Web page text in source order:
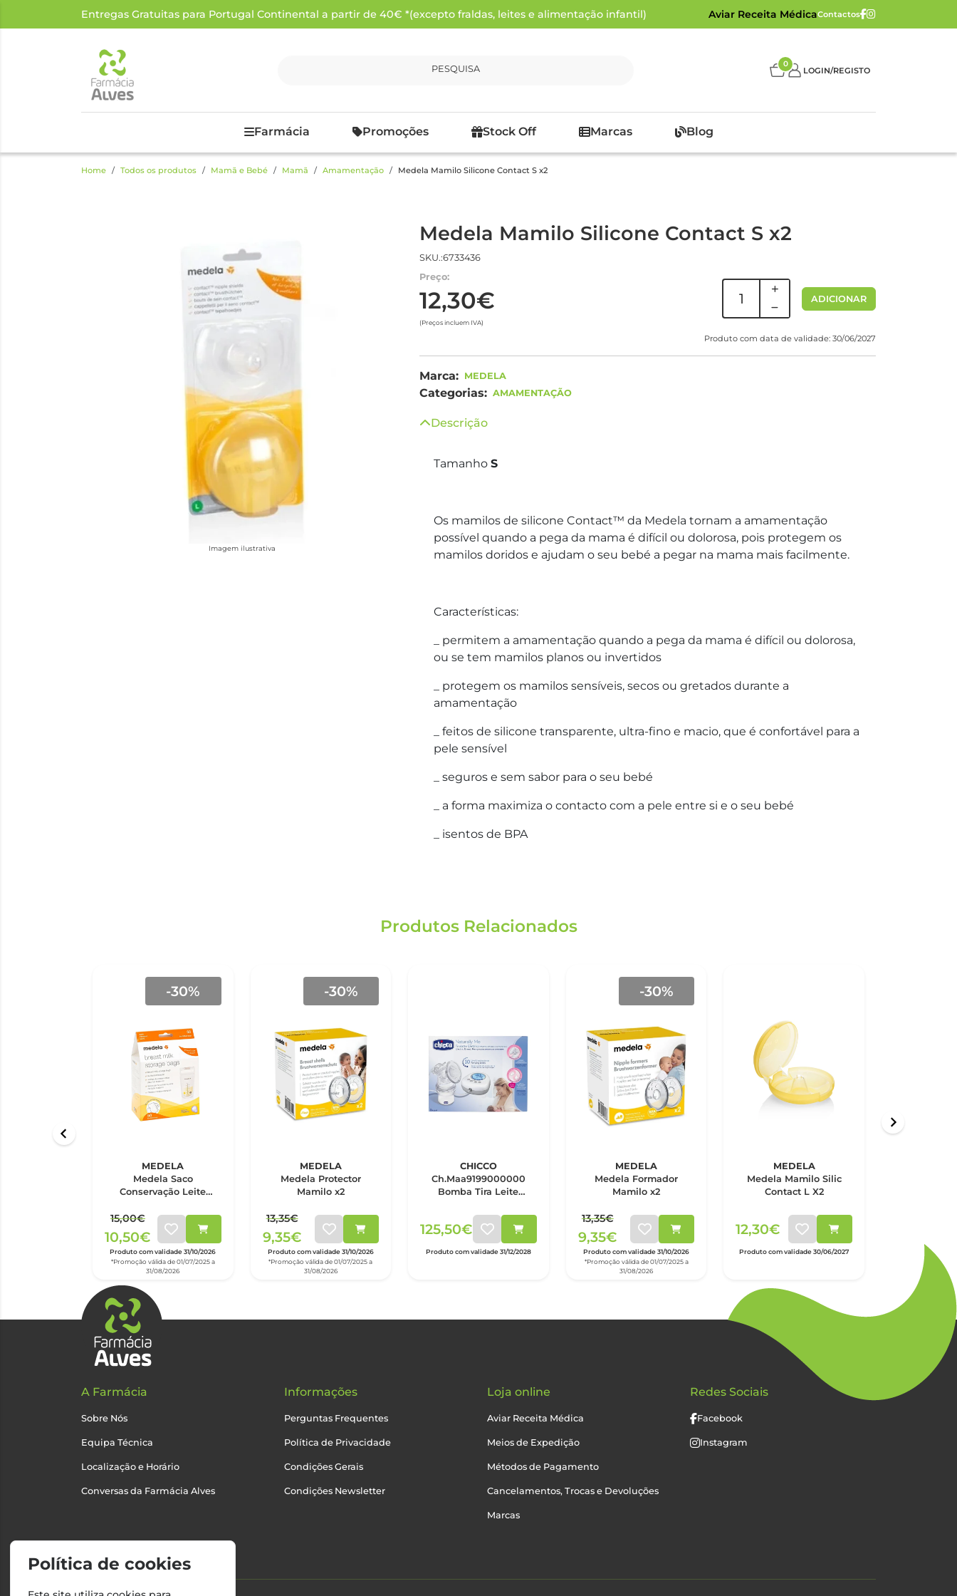
Entregas Gratuitas para Portugal Continental a partir de 40€ *(excepto fraldas, leites e alimentação infantil) Aviar Receita MédicaContactos
PESQUISA 0
LOGIN/REGISTO
Farmácia Promoções Stock Off Marcas Blog
Home Todos os produtos Mamã e Bebé Mamã Amamentação Medela Mamilo Silicone Contact S x2
Imagem ilustrativa
Medela Mamilo Silicone Contact S x2
SKU.:6733436
Preço:
12,30€
(Preços incluem IVA)
ADICIONAR
Produto com data de validade: 30/06/2027
Marca: MEDELA
Categorias: AMAMENTAÇÃO
Descrição
Tamanho S
Os mamilos de silicone Contact™ da Medela tornam a amamentação
possível quando a pega da mama é difícil ou dolorosa, pois protegem os
mamilos doridos e ajudam o seu bebé a pegar na mama mais facilmente.
Características:
_ permitem a amamentação quando a pega da mama é difícil ou dolorosa,
ou se tem mamilos planos ou invertidos
_ protegem os mamilos sensíveis, secos ou gretados durante a
amamentação
_ feitos de silicone transparente, ultra-fino e macio, que é confortável para a
pele sensível
_ seguros e sem sabor para o seu bebé
_ a forma maximiza o contacto com a pele entre si e o seu bebé
_ isentos de BPA
Produtos Relacionados
-30%
*Promoção válida de 01/07/2025 a
31/08/2026
MEDELA
Medela Saco
Conservação Leite
15,00€
10,50€
Produto com validade 31/10/2026
-30%
*Promoção válida de 01/07/2025 a
31/08/2026
MEDELA
Medela Protector
Mamilo x2
13,35€
9,35€
Produto com validade 31/10/2026
CHICCO
Ch.Maa9199000000
Bomba Tira Leite
125,50€
Produto com validade 31/12/2028
-30%
*Promoção válida de 01/07/2025 a
31/08/2026
MEDELA
Medela Formador
Mamilo x2
13,35€
9,35€
Produto com validade 31/10/2026
MEDELA
Medela Mamilo Silic
Contact L X2
12,30€
Produto com validade 30/06/2027 Produto com
A Farmácia
Sobre Nós
Equipa Técnica
Localização e Horário
Conversas da Farmácia Alves
Informações
Perguntas Frequentes
Política de Privacidade
Condições Gerais
Condições Newsletter
Loja online
Aviar Receita Médica
Meios de Expedição
Métodos de Pagamento
Cancelamentos, Trocas e Devoluções
Marcas
Redes Sociais
Facebook
Instagram
Política de cookies